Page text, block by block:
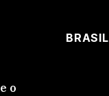
o
BRASIL